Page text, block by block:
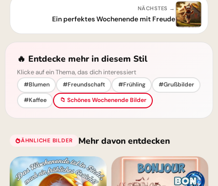
NÄCHSTES →
Ein perfektes Wochenende mit Freude
🔥 Entdecke mehr in diesem Stil
Klicke auf ein Thema, das dich interessiert
#Blumen #Freundschaft #Frühling
#Grußbilder
#Kaffee
📁 Schönes Wochenende Bilder
ÄHNLICHE BILDER Mehr davon entdecken